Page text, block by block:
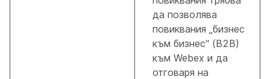
да позволява
повиквания „бизнес
към бизнес“ (B2B)
към Webex и да
отговаря на